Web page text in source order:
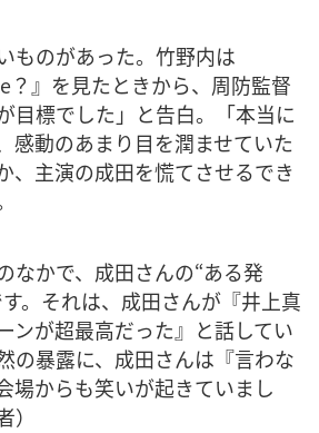
ものがあった。竹野内は
？』を見たときから、周防監督
目標でした」と告白。「本当に
感動のあまり目を潤ませていた
、主演の成田を慌てさせるでき
なかで、成田さんの“ある発
。それは、成田さんが『井上真
ンが超最高だった』と話してい
の暴露に、成田さんは『言わな
場からも笑いが起きていまし